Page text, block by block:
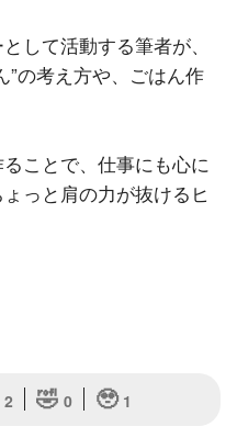
して活動する筆者が、
”の考え方や、ごはん作
ことで、仕事にも心に
っと肩の力が抜けるヒ
2 🤣 0 🥹 1